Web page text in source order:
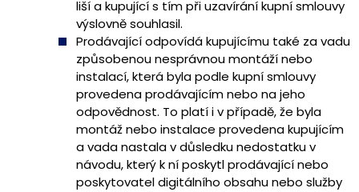
liší a kupující s tím při uzavírání kupní smlouvy
výslovně souhlasil.
Prodávající odpovídá kupujícímu také za vadu
způsobenou nesprávnou montáží nebo
instalací, která byla podle kupní smlouvy
provedena prodávajícím nebo na jeho
odpovědnost. To platí i v případě, že byla
montáž nebo instalace provedena kupujícím
a vada nastala v důsledku nedostatku v
návodu, který k ní poskytl prodávající nebo
poskytovatel digitálního obsahu nebo služby